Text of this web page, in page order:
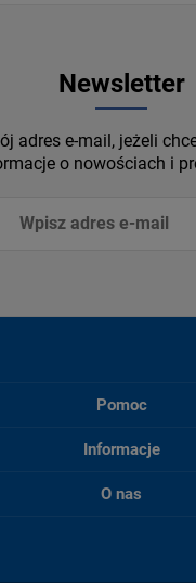
Newsletter
adres e-mail, jeżeli
o nowościach i
Pomoc
Informacje
O nas